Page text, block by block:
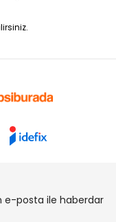
e-posta ile haberdar